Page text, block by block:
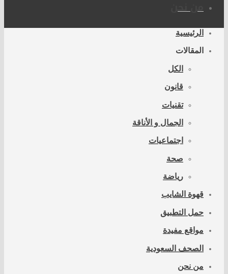
من نحن
الرئيسية
المقالات
الكل
قانون
تقنيات
الجمال و الأناقة
اجتماعيات
صحة
رياضة
قهوة الشايب
حمل التطبيق
مواقع مفيدة
الصحف السعودية
من نحن